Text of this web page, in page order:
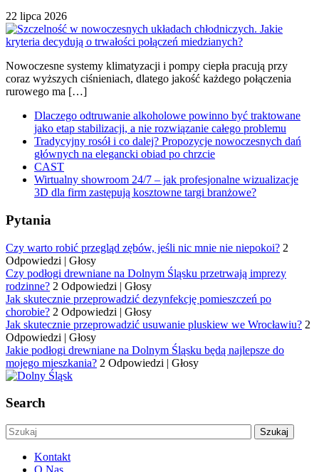
22 lipca 2026
Nowoczesne systemy klimatyzacji i pompy ciepła pracują przy
coraz wyższych ciśnieniach, dlatego jakość każdego połączenia
rurowego ma […]
Dlaczego odtruwanie alkoholowe powinno być traktowane
jako etap stabilizacji, a nie rozwiązanie całego problemu
Tradycyjny rosół i co dalej? Propozycje nowoczesnych dań
głównych na elegancki obiad po chrzcie
CAST
Wirtualny showroom 24/7 – jak profesjonalne wizualizacje
3D dla firm zastępują kosztowne targi branżowe?
Pytania
Czy warto robić przegląd zębów, jeśli nic mnie nie niepokoi? 2
Odpowiedzi | Głosy
Czy podłogi drewniane na Dolnym Śląsku przetrwają imprezy
rodzinne? 2 Odpowiedzi | Głosy
Jak skutecznie przeprowadzić dezynfekcję pomieszczeń po
chorobie? 2 Odpowiedzi | Głosy
Jak skutecznie przeprowadzić usuwanie pluskiew we Wrocławiu? 2
Odpowiedzi | Głosy
Jakie podłogi drewniane na Dolnym Śląsku będą najlepsze do
mojego mieszkania? 2 Odpowiedzi | Głosy
Search
Kontakt
O Nas